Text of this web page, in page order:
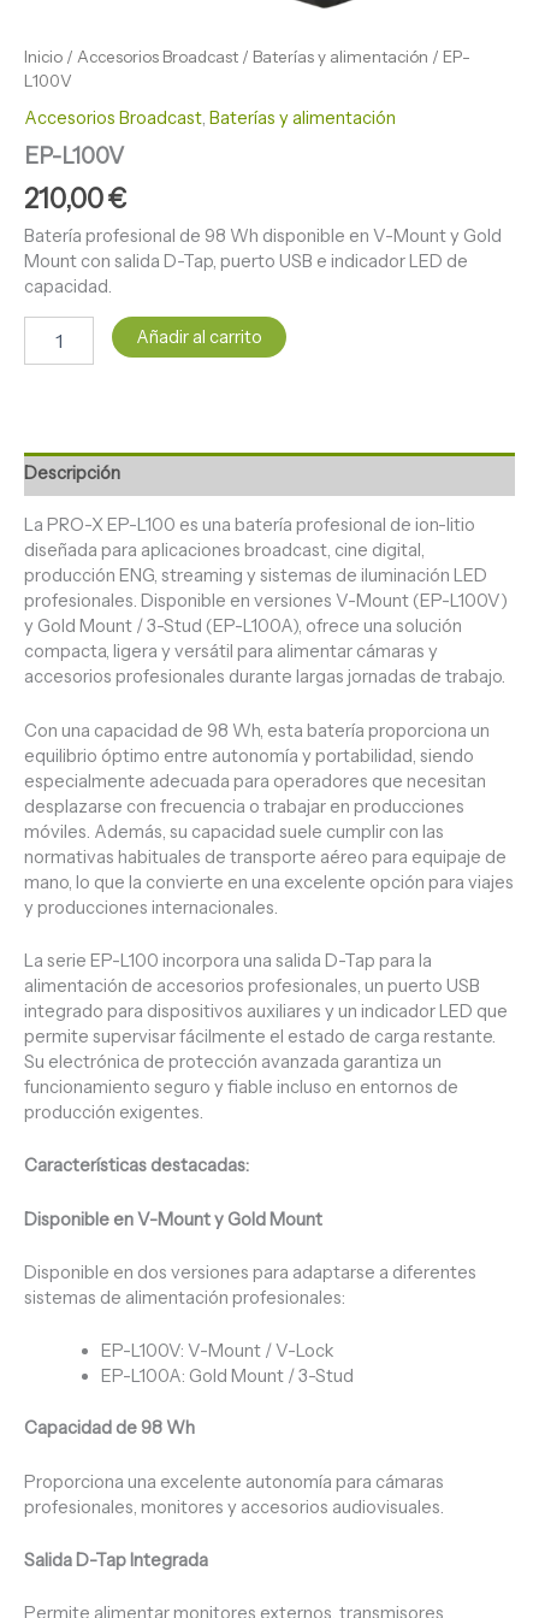
Inicio / Accesorios Broadcast / Baterías y alimentación / EP-
L100V
Accesorios Broadcast Baterías y alimentación
EP-L100V
210,00€
Batería profesional de 98 Wh disponible en V-Mount y Gold
Mount con salida D-Tap, puerto USB e indicador LED de
capacidad.
Añadir al carrito
Descripción
La PRO-X EP-L100 es una batería profesional de ion-litio
diseñada para aplicaciones broadcast, cine digital,
producción ENG, streaming y sistemas de iluminación LED
profesionales. Disponible en versiones V-Mount (EP-L100V)
y Gold Mount / 3-Stud (EP-L100A), ofrece una solución
compacta, ligera y versátil para alimentar cámaras y
accesorios profesionales durante largas jornadas de trabajo.
Con una capacidad de 98 Wh, esta batería proporciona un
equilibrio óptimo entre autonomía y portabilidad, siendo
especialmente adecuada para operadores que necesitan
desplazarse con frecuencia o trabajar en producciones
móviles. Además, su capacidad suele cumplir con las
normativas habituales de transporte aéreo para equipaje de
mano, lo que la convierte en una excelente opción para viajes
y producciones internacionales.
La serie EP-L100 incorpora una salida D-Tap para la
alimentación de accesorios profesionales, un puerto USB
integrado para dispositivos auxiliares y un indicador LED que
permite supervisar fácilmente el estado de carga restante.
Su electrónica de protección avanzada garantiza un
funcionamiento seguro y fiable incluso en entornos de
producción exigentes.
Características destacadas:
Disponible en V-Mount y Gold Mount
Disponible en dos versiones para adaptarse a diferentes
sistemas de alimentación profesionales:
EP-L100V: V-Mount / V-Lock
EP-L100A: Gold Mount / 3-Stud
Capacidad de 98 Wh
Proporciona una excelente autonomía para cámaras
profesionales, monitores y accesorios audiovisuales.
Salida D-Tap Integrada
Permite alimentar monitores externos, transmisores